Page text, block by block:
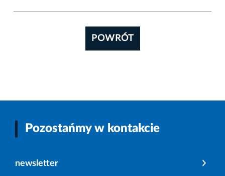
POWRÓT
Pozostańmy w kontakcie
newsletter